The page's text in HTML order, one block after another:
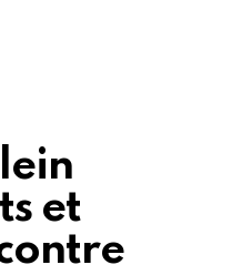
et